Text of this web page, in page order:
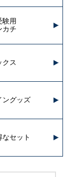
験用
カチ
クス
ングッズ
なセット